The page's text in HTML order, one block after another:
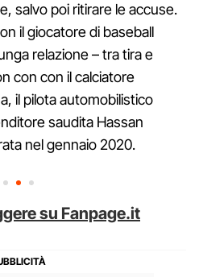
salvo poi ritirare le accuse.
il giocatore di baseball
relazione – tra tira e
con con il calciatore
il pilota automobilistico
saudita Hassan
nel gennaio 2020.
su Fanpage.it